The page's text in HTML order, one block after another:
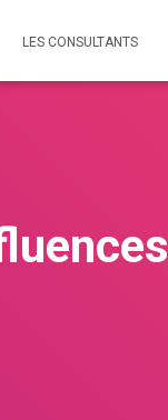
LES CONSULTANTS